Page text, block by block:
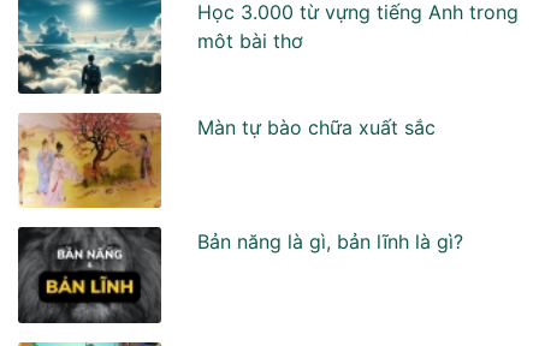
Học 3.000 từ vựng tiếng Anh trong
môt bài thơ
Màn tự bào chữa xuất sắc
Bản năng là gì, bản lĩnh là gì?